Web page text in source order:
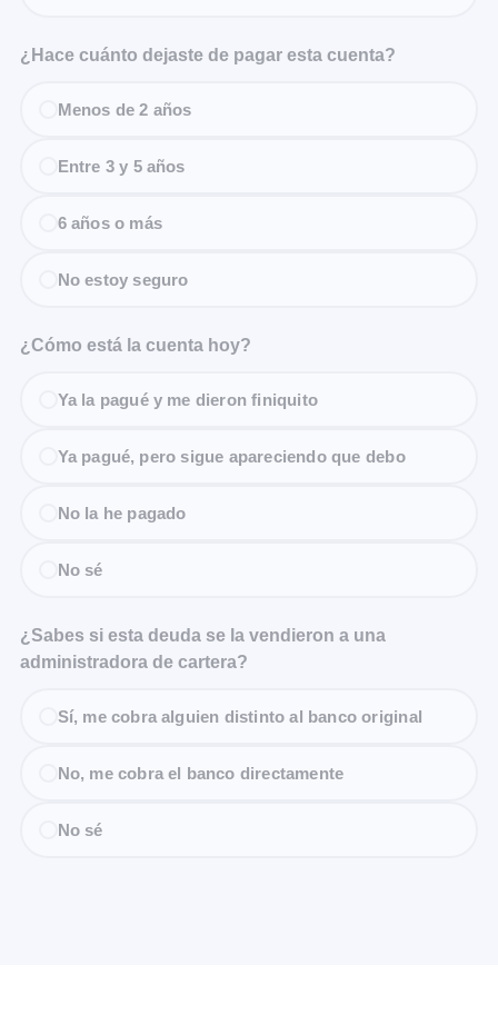
¿Hace cuánto dejaste de pagar esta cuenta?
Menos de 2 años
Entre 3 y 5 años
6 años o más
No estoy seguro
¿Cómo está la cuenta hoy?
Ya la pagué y me dieron finiquito
Ya pagué, pero sigue apareciendo que debo
No la he pagado
No sé
¿Sabes si esta deuda se la vendieron a una
administradora de cartera?
Sí, me cobra alguien distinto al banco original
No, me cobra el banco directamente
No sé